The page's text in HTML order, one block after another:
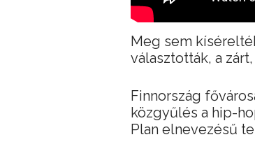
Meg sem
választották, a
Finnország
közgyűlés a hip-
Plan elnevezésű